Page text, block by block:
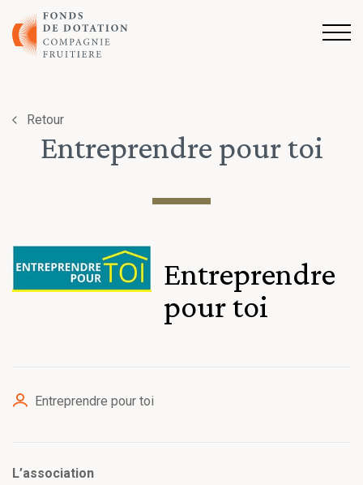
Aller au contenu
Retour
Entreprendre pour toi
Entreprendre
pour toi
Entreprendre pour toi
L’association